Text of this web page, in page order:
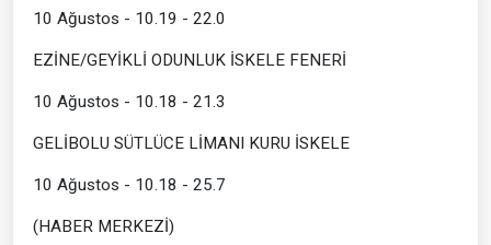
10 Ağustos - 10.19 - 22.0
EZİNE/GEYİKLİ ODUNLUK İSKELE FENERİ
10 Ağustos - 10.18 - 21.3
GELİBOLU SÜTLÜCE LİMANI KURU İSKELE
10 Ağustos - 10.18 - 25.7
(HABER MERKEZİ)